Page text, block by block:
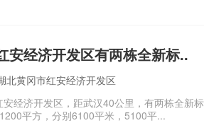
安经济开发区有两栋全新标..
北黄冈市红安经济开发区
经济开发区，距武汉40公里，有两栋全新标
平方，分别6100平米，5100平...